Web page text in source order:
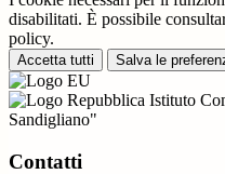
disabilitati. È possibile
policy.
Accetta tutti Salva le
Istituto
Sandigliano"
Contatti